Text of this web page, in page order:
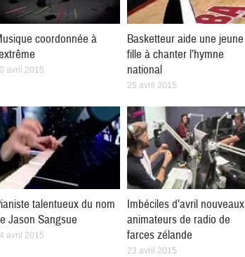
coordonnée à
avril 2015
Basketteur aide une jeune
fille à chanter l’hymne
national
25 avril 2015
talentueux du nom
Jason Sangsue
avril 2015
Imbéciles d’avril nouveaux
animateurs de radio de
farces zélande
23 avril 2015